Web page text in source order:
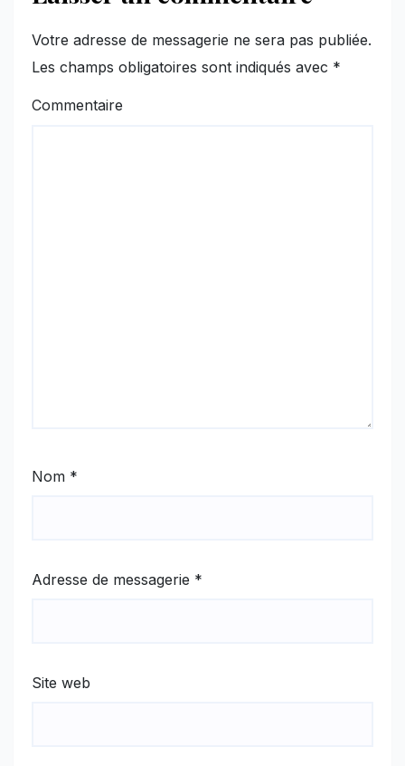
Votre adresse de messagerie ne sera pas publiée.
Les champs obligatoires sont indiqués avec *
Commentaire
Nom *
Adresse de messagerie *
Site web